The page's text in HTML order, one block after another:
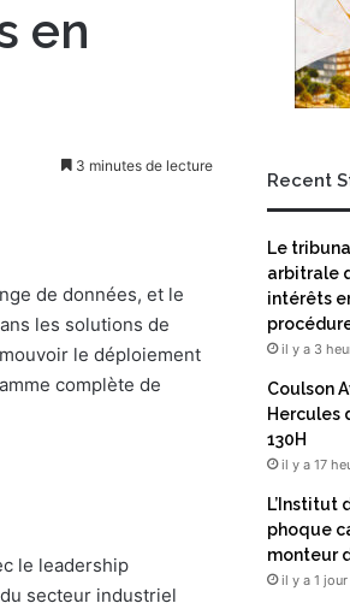
en
3 minutes de lecture
de données, et le
les solutions de
le déploiement
complète de
le leadership
secteur industriel
Recent
Le
arbitrale
intérêts
il y a 3
Coulson
Hercules
130H
il y a 17
L’Institut
phoque
monteur
il y a 1 jour